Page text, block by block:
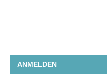
ANMELDEN